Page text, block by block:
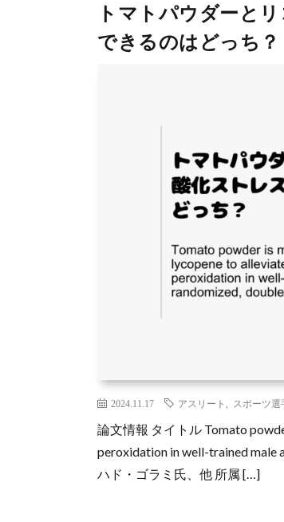
トマトパウダーと
できるのはどっち？
2024.11.17 アスリート スポーツ選
論文情報 タイトル Tomato
peroxidation in well-trained male
ハド・ゴラミ氏、他 所属 […]